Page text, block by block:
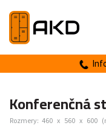
Konferenčná
Rozmery: 460 x 560 x 600